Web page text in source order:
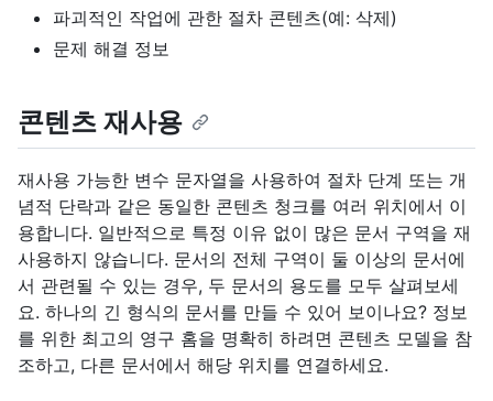
파괴적인 작업에 관한 절차 콘텐츠(예: 삭제)
문제 해결 정보
콘텐츠 재사용
재사용 가능한 변수 문자열을 사용하여 절차 단계 또는 개
념적 단락과 같은 동일한 콘텐츠 청크를 여러 위치에서 이
용합니다. 일반적으로 특정 이유 없이 많은 문서 구역을 재
사용하지 않습니다. 문서의 전체 구역이 둘 이상의 문서에
서 관련될 수 있는 경우, 두 문서의 용도를 모두 살펴보세
요. 하나의 긴 형식의 문서를 만들 수 있어 보이나요? 정보
를 위한 최고의 영구 홈을 명확히 하려면 콘텐츠 모델을 참
조하고, 다른 문서에서 해당 위치를 연결하세요.